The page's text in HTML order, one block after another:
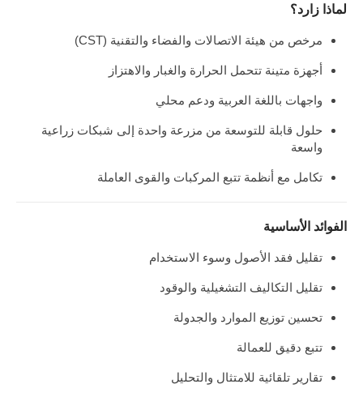
لماذا زارد؟
مرخص من هيئة الاتصالات والفضاء والتقنية (CST)
أجهزة متينة تتحمل الحرارة والغبار والاهتزاز
واجهات باللغة العربية ودعم محلي
حلول قابلة للتوسعة من مزرعة واحدة إلى شبكات زراعية
واسعة
تكامل مع أنظمة تتبع المركبات والقوى العاملة
الفوائد الأساسية
تقليل فقد الأصول وسوء الاستخدام
تقليل التكاليف التشغيلية والوقود
تحسين توزيع الموارد والجدولة
تتبع دقيق للعمالة
تقارير تلقائية للامتثال والتحليل